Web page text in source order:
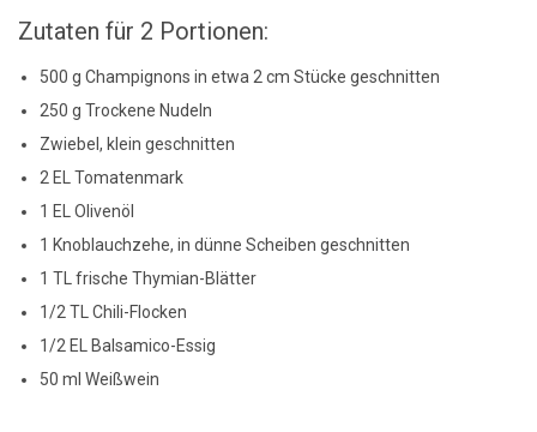
Zutaten für 2 Portionen:
500 g Champignons in etwa 2 cm Stücke geschnitten
250 g Trockene Nudeln
Zwiebel, klein geschnitten
2 EL Tomatenmark
1 EL Olivenöl
1 Knoblauchzehe, in dünne Scheiben geschnitten
1 TL frische Thymian-Blätter
1/2 TL Chili-Flocken
1/2 EL Balsamico-Essig
50 ml Weißwein